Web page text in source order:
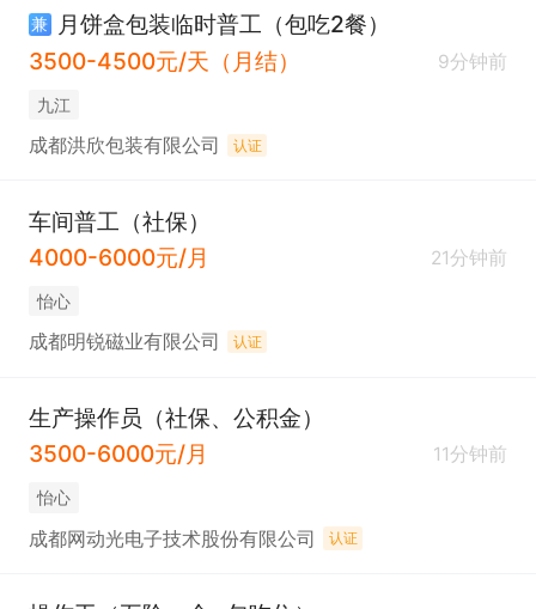
兼
月饼盒包装临时普工（包吃2餐）
3500-4500元/天（月结）
9分钟前
九江
成都洪欣包装有限公司 认证
车间普工（社保）
4000-6000元/月
21分钟前
怡心
成都明锐磁业有限公司 认证
生产操作员（社保、公积金）
3500-6000元/月
11分钟前
怡心
成都网动光电子技术股份有限公司 认证